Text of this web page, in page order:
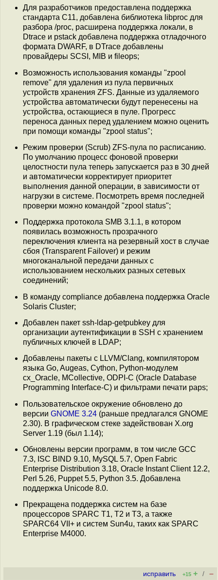
Для разработчиков предоставлена поддержка
стандарта C11, добавлена библиотека libproc для
разбора /proc, расширена поддержка локали, в
Dtrace и pstack добавлена поддержка отладочного
формата DWARF, в DTrace добавлены
провайдеры SCSI, MIB и fileops;
Возможность использования команды "zpool
remove" для удаления из пула первичных
устройств хранения ZFS. Данные из удаляемого
устройства автоматически будут перенесены на
устройства, остающиеся в пуле. Прогресс
переноса данных перед удалением можно оценить
при помощи команды "zpool status";
Режим проверки (Scrub) ZFS-пула по расписанию.
По умолчанию процесс фоновой проверки
целостности пула теперь запускается раз в 30 дней
и автоматически корректирует приоритет
выполнения данной операции, в зависимости от
нагрузки в системе. Посмотреть время последней
проверки можно командой "zpool status";
Поддержка протокола SMB 3.1.1, в котором
появилась возможность прозрачного
переключения клиента на резервный хост в случае
сбоя (Transparent Failover) и режим
многоканальной передачи данных с
использованием нескольких разных сетевых
соединений;
В команду compliance добавлена поддержка Oracle
Solaris Cluster;
Добавлен пакет ssh-ldap-getpubkey для
организации аутентификации в SSH с хранением
публичных ключей в LDAP;
Добавлены пакеты с LLVM/Clang, компилятором
языка Go, Augeas, Cython, Python-модулем
cx_Oracle, MCollective, ODPI-C (Oracle Database
Programming Interface-C) и фильтрами печати paps;
Пользовательское окружение обновлено до
версии GNOME 3.24 (раньше предлагался GNOME
2.30). В графическом стеке задействован X.org
Server 1.19 (был 1.14);
Обновлены версии программ, в том числе GCC
7.3, ISC BIND 9.10, MySQL 5.7, Open Fabric
Enterprise Distribution 3.18, Oracle Instant Client 12.2,
Perl 5.26, Puppet 5.5, Python 3.5. Добавлена
поддержка Unicode 8.0.
Прекращена поддержка систем на базе
процессоров SPARC T1, T2 и T3, а также
SPARC64 VII+ и систем Sun4u, таких как SPARC
Enterprise M4000.
исправить +15 + / –